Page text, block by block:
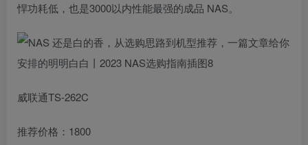
悍功耗低，也是3000以内性能最强的成品 NAS。
威联通TS-262C
推荐价格：1800